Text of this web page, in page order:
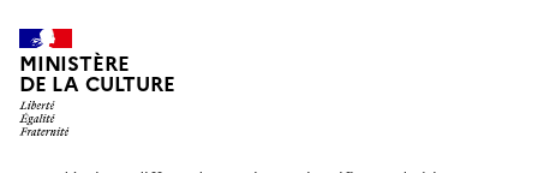
MINISTÈRE
DE LA CULTURE